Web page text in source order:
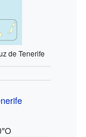
de Tenerife